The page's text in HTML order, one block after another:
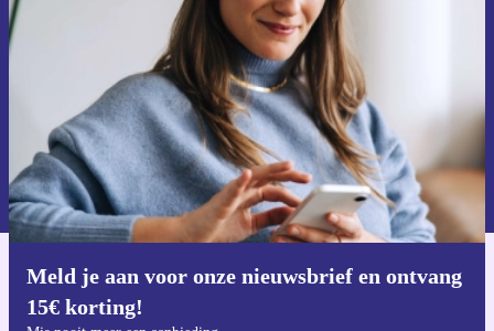
Meld je aan voor onze nieuwsbrief en ontvang
15€ korting!
Mis nooit meer een aanbieding.
Voucher aanvragen
Informatie over het gebruik van persoonsgegevens vind je in ons
privacybeleid
Download de refurbed app